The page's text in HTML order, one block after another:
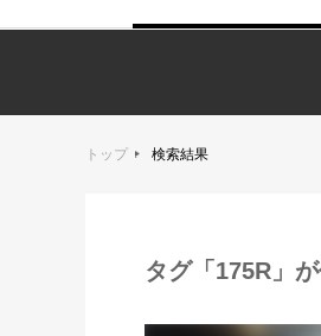
トップ 検索結果
タグ「175R」